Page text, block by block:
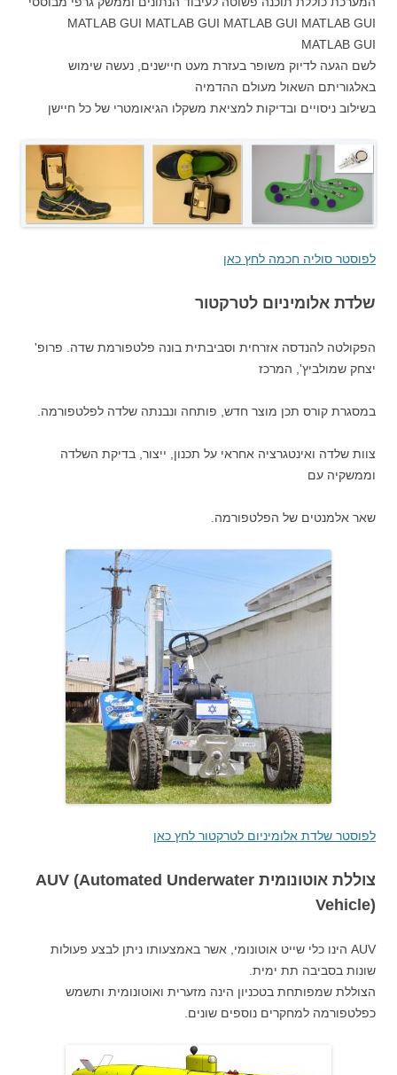
MATLAB GUI MATLAB GUI MATLAB GUI MATLAB GUI
MATLAB GUI
לשם הגעה לדיוק משופר בעזרת מעט חיישנים, נעשה שימוש
באלגוריתם השאול מעולם ההדמיה
בשילוב ניסויים ובדיקות למציאת משקלו הגיאומטרי של כל חיישן
לפוסטר סוליה חכמה לחץ כאן
שלדת אלומיניום לטרקטור
הפקולטה להנדסה אזרחית וסביבתית בונה פלטפורמת שדה. פרופ'
יצחק שמולביץ', המרכז
במסגרת קורס תכן מוצר חדש, פותחה ונבנתה שלדה לפלטפורמה.
צוות שלדה ואינטגרציה אחראי על תכנון, ייצור, בדיקת השלדה
וממשקיה עם
שאר אלמנטים של הפלטפורמה.
לפוסטר שלדת אלומיניום לטרקטור לחץ כאן
צוללת אוטונומית AUV (Automated Underwater
Vehicle)
AUV הינו כלי שייט אוטונומי, אשר באמצעותו ניתן לבצע פעולות
שונות בסביבה תת ימית.
הצוללת שמפותחת בטכניון הינה מזערית ואוטונומית ותשמש
כפלטפורמה למחקרים נוספים שונים.